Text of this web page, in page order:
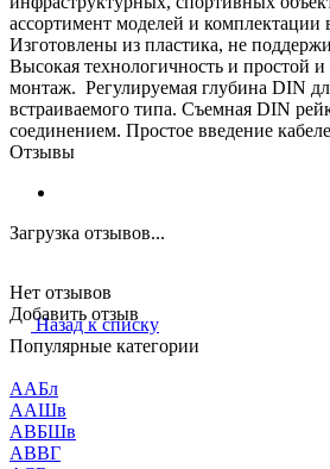
ассортимент моделей и
Изготовлены из пластика, не
Высокая технологичность и простой
монтаж. Регулируемая глубина DIN
встраиваемого типа. Съемная DIN
соединением. Простое введение
Отзывы
Загрузка отзывов...
Нет отзывов
Добавить отзыв
Назад к списку
Популярные категории
ААБл
ААШв
АВБШв
АВВГ